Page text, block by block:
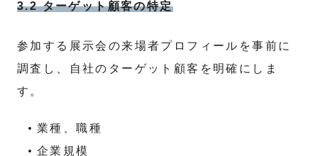
3.2 ターゲット顧客の特定
参加する展示会の来場者プロフィールを事前に
調査し、自社のターゲット顧客を明確にしま
す。
業種、職種
企業規模